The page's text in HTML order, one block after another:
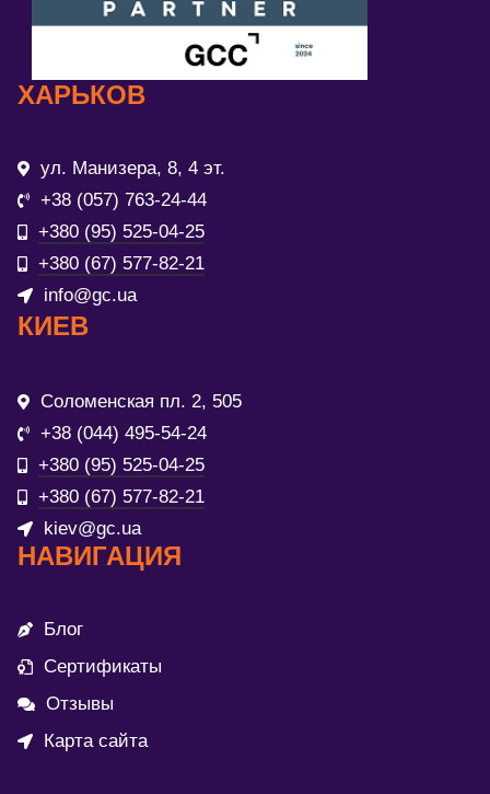
ХАРЬКОВ
ул. Манизера, 8, 4 эт.
+38 (057) 763-24-44
+380 (95) 525-04-25
+380 (67) 577-82-21
info@gc.ua
КИЕВ
Соломенская пл. 2, 505
+38 (044) 495-54-24
+380 (95) 525-04-25
+380 (67) 577-82-21
kiev@gc.ua
НАВИГАЦИЯ
Блог
Сертификаты
Отзывы
Карта сайта